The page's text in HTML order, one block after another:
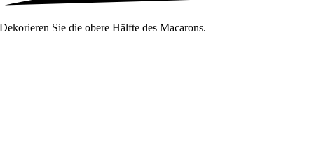
Dekorieren Sie die obere Hälfte des Macarons.